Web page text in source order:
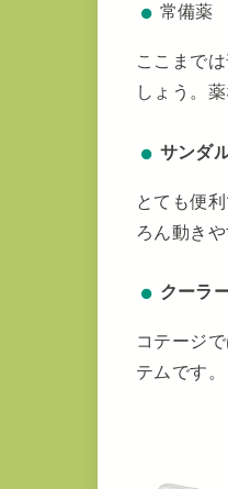
常備薬
ここまで
しょう。
サンダ
とても便
ろん動き
クーラ
コテージ
テムです